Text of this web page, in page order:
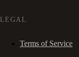
LEGAL
Terms of Service